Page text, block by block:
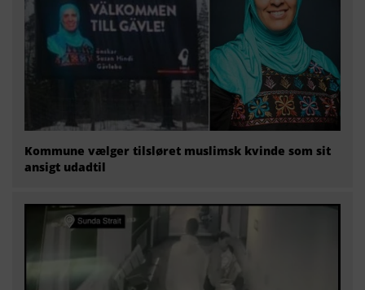
Kommune vælger tilsløret muslimsk kvinde som sit
ansigt udadtil